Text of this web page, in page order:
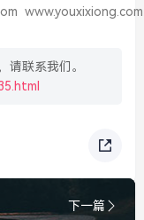
www.youxixiong.com
请联系我们。
下一篇